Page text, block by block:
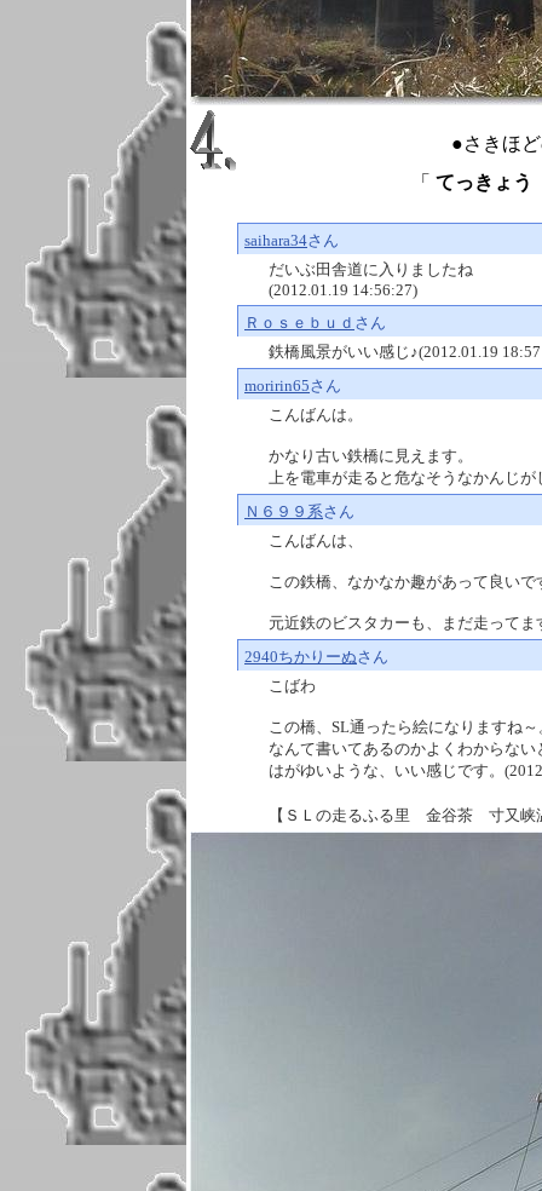
●さきほ
「 てっきょう
saihara34さん
だいぶ田舎道に入りましたね
(2012.01.19 14:56:27)
Ｒｏｓｅｂｕｄ さん
鉄橋風景がいい感じ♪(2012.01.19
moririn65さん
こんばんは。
かなり古い鉄橋に見えます。
上を電車が走ると危なそうなかんじが
Ｎ６９９系さん
こんばんは、
この鉄橋、なかなか趣があって良い
元近鉄のビスタカーも、まだ走って
2940ちかりーぬさん
こばわ
この橋、SL通ったら絵になりますね～
なんて書いてあるのかよくわからない
はがゆいような、いい感じです。
【ＳＬの走るふる里 金谷茶 寸又峡